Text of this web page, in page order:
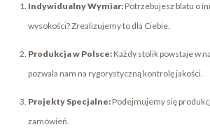
Indywidualny Wymiar: Potrzebujesz blatu o
wysokości? Zrealizujemy to dla Ciebie.
Produkcja w Polsce: Każdy stolik powstaje w
pozwala nam na rygorystyczną kontrolę jakości.
Projekty Specjalne: Podejmujemy się
zamówień.